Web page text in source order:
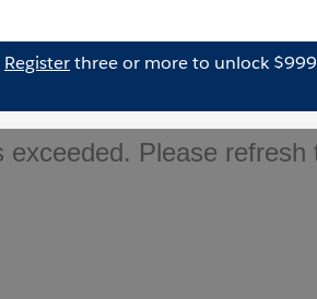
Registerthree or more to unlock $999